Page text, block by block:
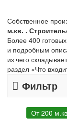
Собственное
м.кв. .
Более 400
и подробным
из чего
раздел «Что
Фильтр
От 200